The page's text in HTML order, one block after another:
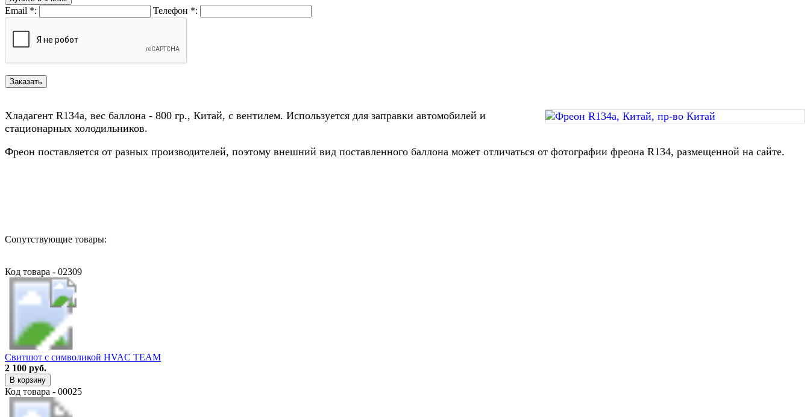
Email *: Телефон *:
Хладагент R134a, вес баллона - 800 гр., Китай, с вентилем. Используется для заправки автомобилей и
стационарных холодильников.
Фреон поставляется от разных производителей, поэтому внешний вид поставленного баллона может отличаться от фотографии фреона R134, размещенной на сайте.
Сопутствующие товары:
Код товара - 02309
Свитшот с символикой HVAC TEAM
2 100 руб.
В корзину
Код товара - 00025